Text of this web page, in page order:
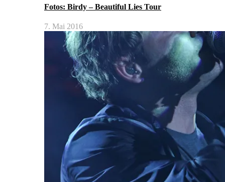
Fotos: Birdy – Beautiful Lies Tour
7. Mai 2016